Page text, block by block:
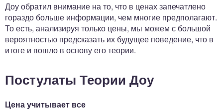
Доу обратил внимание на то, что в ценах запечатлено
гораздо больше информации, чем многие предполагают.
То есть, анализируя только цены, мы можем с большой
вероятностью предсказать их будущее поведение, что в
итоге и вошло в основу его теории.
Постулаты Теории Доу
Цена учитывает все